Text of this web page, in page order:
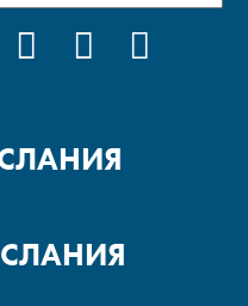
INSTAGRAM
YOUTUBE